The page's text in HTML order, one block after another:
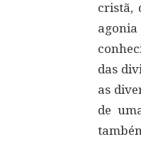
cristã,
das
as
de